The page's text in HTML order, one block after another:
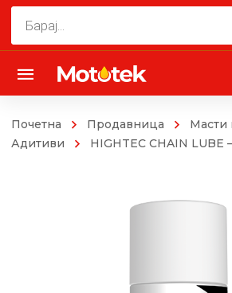
Почетна Продавница
Масти
Адитиви
HIGHTEC CHAIN LUBE